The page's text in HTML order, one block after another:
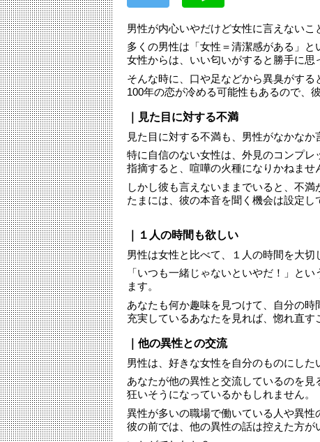
男性が内心いやだけど女性に言えないこ
多くの男性は「女性＝清潔感がある」と
女性からは、いい匂いがすると勝手に思
そんな時に、口や足などから異臭がする
100年の恋が冷める可能性もあるので、
｜見た目に対する不満
見た目に対する不満も、男性がなかなか
特に自信のない女性は、外見のコンプ
指摘すると、喧嘩の火種になりかねませ
しかし彼も言えないままでいると、不満
たまには、彼の本音を聞く機会は設定し
｜１人の時間も欲しい
男性は女性と比べて、１人の時間を大切
「いつも一緒じゃないといやだ！」と
ます。
あなたも何か趣味を見つけて、自分の時
充実しているあなたを見れば、惚れ直す
｜他の異性との交流
男性は、好きな女性を自分のものにした
あなたが他の異性と交流しているのを
狂いそうになっているかもしれません。
異性が多いの職場で働いている人や異性
彼の前では、他の異性の話は控えた方が